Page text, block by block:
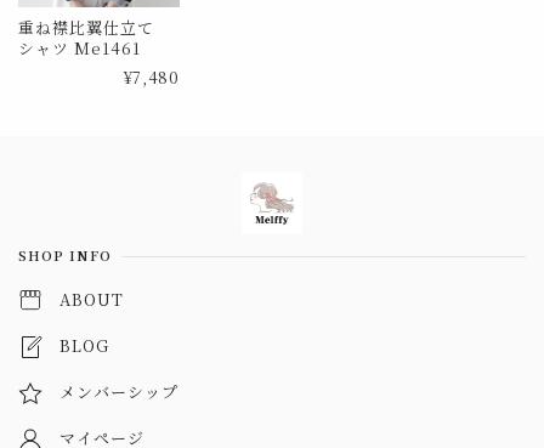
重ね襟比翼仕立て
シャツ Me1461
¥7,480
SHOP INFO
ABOUT
BLOG
メンバーシップ
マイページ